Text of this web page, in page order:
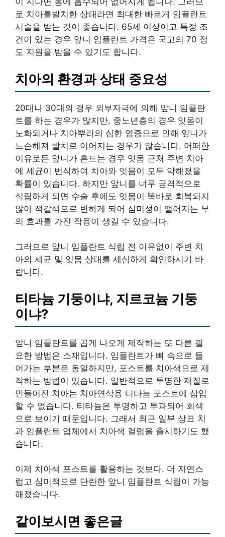
로 치아를발치한 상태라면 최대한 빠르게 임플란트
시술을 받는 것이 좋습니다. 65세 이상이고 특정 조
건이 있는 경우 앞니 임플란트 가격은 국고의 70 정
도 지원을 받을 수 있기도 합니다.
치아의 환경과 상태 중요성
20대나 30대의 경우 외부자극에 의해 앞니 임플란
트를 하는 경우가 많지만, 중노년층의 경우 잇몸이
노화되거나 치아뿌리의 심한 염증으로 인해 앞니가
느슨해져 발치로 이어지는 경우가 많습니다. 어떠한
이유로든 앞니가 흔드는 경우 잇몸 근처 주변 치아
에 세균이 번식하여 치아와 잇몸이 모두 약해졌을
확률이 있습니다. 하지만 앞니를 너무 공격적으로
식립하게 되면 수술 후에도 잇몸이 똑바로 회복되지
않아 적갈색으로 변하게 되어 심미성이 떨어지는 부
의 효과를 가진 작용이 생길 수 있습니다.
그러므로 앞니 임플란트 식립 전 이유없이 주변 치
아의 세균 및 잇몸 상태를 세심하게 확인하시기 바
랍니다.
티타늄 기둥이냐, 지르코늄 기둥
이냐?
앞니 임플란트를 곱게 나오게 제작하는 또 다른 필
요한 방법은 소재입니다. 임플란트가 뼈 속으로 들
어가는 부분은 동일하지만, 포스트를 치아색으로 제
작하는 방법이 있습니다. 일반적으로 투명한 재질로
만들어진 치아는 치아연삭용 티타늄 포스트에 삽입
할 수 없습니다. 티타늄은 투명하고 투과되어 회색
으로 보이기 때문입니다. 그래서 최근 일부 상표 치
과 임플란트 업체에서 치아색 컬럼을 출시하기도 했
습니다.
이제 치아색 포스트를 활용하는 것보다. 더 자연스
럽고 심미적으로 단란한 앞니 임플란트 식립이 가능
해졌습니다.
같이보시면 좋은글